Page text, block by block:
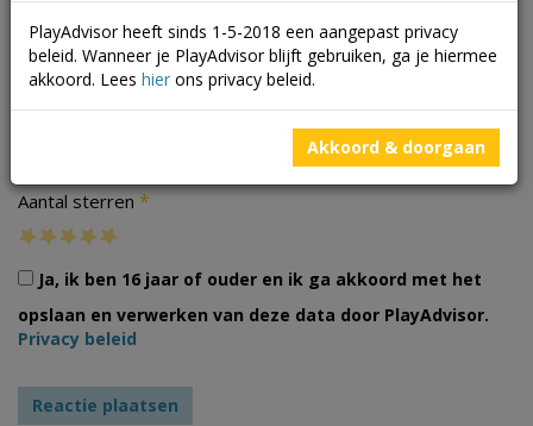
Aantal sterren *
Ja, ik ben 16 jaar of ouder en ik ga akkoord met het
opslaan en verwerken van deze data door PlayAdvisor.
Privacy beleid
PlayAdvisor heeft sinds 1-5-2018 een aangepast privacy
beleid. Wanneer je PlayAdvisor blijft gebruiken, ga je hiermee
akkoord. Lees hier ons privacy beleid.
Akkoord & doorgaan